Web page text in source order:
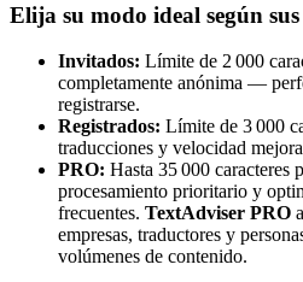
Elija su modo ideal según sus
Invitados: Límite de 2 000
completamente anónima —
registrarse.
Registrados: Límite de 3 000
traducciones y velocidad
PRO: Hasta 35 000 caracteres
procesamiento prioritario y
frecuentes. TextAdviser PRO
empresas, traductores y
volúmenes de contenido.